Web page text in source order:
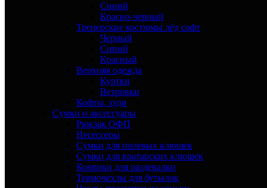
Синий
Красно-черный
Тренерские костюмы лёд софт
Черный
Синий
Красный
Верхняя одежда
Куртки
Ветровки
Кофты, худи
Сумки и аксессуары
Рюкзак ОФП
Несессеры
Сумки для полевых клюшек
Сумки для вратарских клюшек
Коврики для раздевалки
Термочехлы для бутылок